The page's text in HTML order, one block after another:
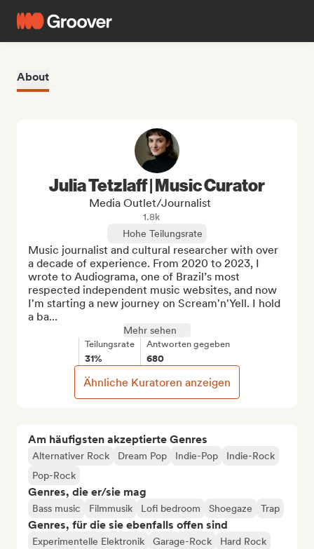
About
Am häufigsten akzeptierte Genres
Alternativer Rock Dream Pop Indie-Pop
Indie-Rock
Pop-Rock
Genres, die er/sie mag
Bass music Filmmusik Lofi bedroom Shoegaze Trap
Genres, für die sie ebenfalls offen sind
Experimentelle Elektronik Garage-Rock
Hard Rock
Julia Tetzlaff | Music Curator
Media Outlet/Journalist
1.8k
Hohe Teilungsrate
Music journalist and cultural researcher with over
a decade of experience. From 2020 to 2023, I
wrote to Audiograma, one of Brazil’s most
respected independent music websites, and now
I'm starting a new journey on Scream'n'Yell. I hold
a ba...
Mehr sehen
Teilungsrate
31%
Antworten gegeben
680
Ähnliche Kuratoren anzeigen